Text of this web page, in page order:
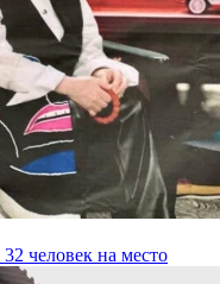
человек на место